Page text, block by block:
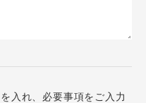
入れ、必要事項をご入力